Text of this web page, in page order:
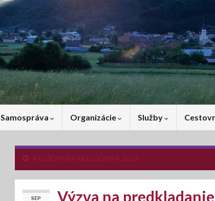
Samospráva Organizácie Služby
KOJŠOVSKA HELIGÓNKA 2017
SEP Výzva na